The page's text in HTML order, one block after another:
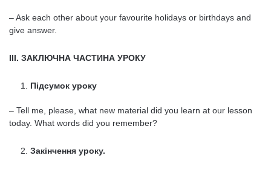
– Ask each other about your favourite holidays or birthdays and
give answer.
ІІІ. ЗАКЛЮЧНА ЧАСТИНА УРОКУ
Підсумок уроку
– Tell me, please, what new material did you learn at our lesson
today. What words did you remember?
Закінчення уроку.